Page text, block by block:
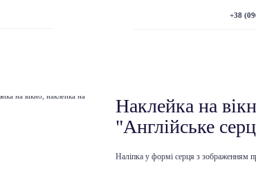
+38
Наклейка на
"Англійське
Наліпка у формі серця з зображенням